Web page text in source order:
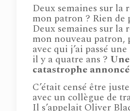
Deux semaines sur la
mon patron ? Rien de
Deux semaines sur la
mon nouveau patron,
avec qui j’ai passé
il y a quatre ans ? Une
catastrophe
C’était censé être
avec un collègue de
Il s’appelait Oliver